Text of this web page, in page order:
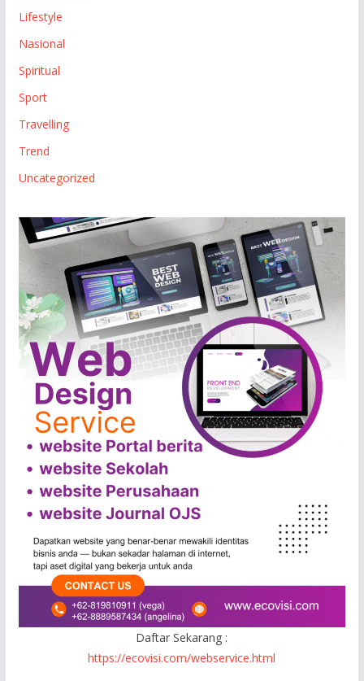
Lifestyle
Nasional
Spiritual
Sport
Travelling
Trend
Uncategorized
Daftar Sekarang :
https://ecovisi.com/webservice.html